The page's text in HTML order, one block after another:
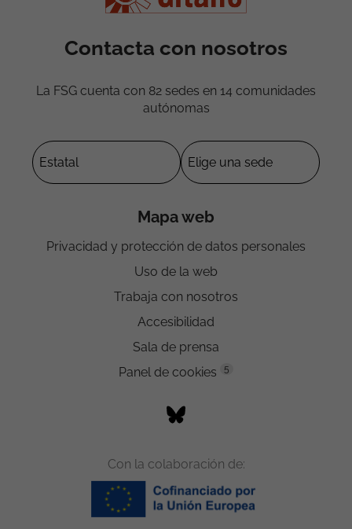
Contacta con nosotros
La FSG cuenta con 82 sedes en 14 comunidades
autónomas
Mapa web
Privacidad y protección de datos personales
Uso de la web
Trabaja con nosotros
Accesibilidad
Sala de prensa
Panel de cookies
5
Con la colaboración de: